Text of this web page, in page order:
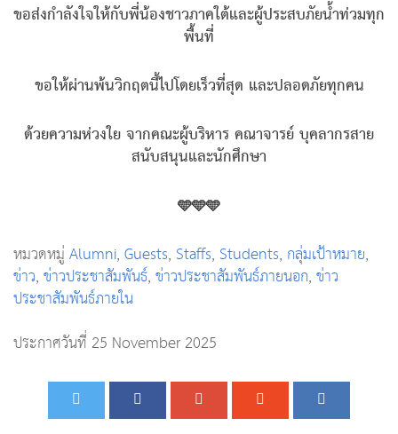
ขอส่งกำลังใจให้กับพี่น้องชาวภาคใต้และผู้ประสบภัยน้ำท่วมทุก
พื้นที่
ขอให้ผ่านพ้นวิกฤตนี้ไปโดยเร็วที่สุด และปลอดภัยทุกคน
ด้วยความห่วงใย จากคณะผู้บริหาร คณาจารย์ บุคลากรสาย
สนับสนุนและนักศึกษา
🩵🩵🩵
หมวดหมู่Alumni,Guests,Staffs,Students, กลุ่มเป้าหมาย,
ข่าว,ข่าวประชาสัมพันธ์,ข่าวประชาสัมพันธ์ภายนอก,ข่าว
ประชาสัมพันธ์ภายใน
ประกาศวันที่ 25 November 2025